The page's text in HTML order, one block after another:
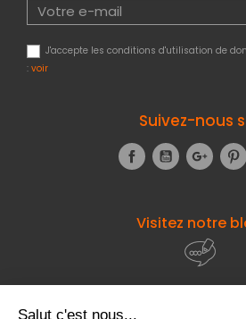
J'accepte les conditions d'utilisation de
: voir
Suivez-nous
FacebookYouTube
Visitez notre